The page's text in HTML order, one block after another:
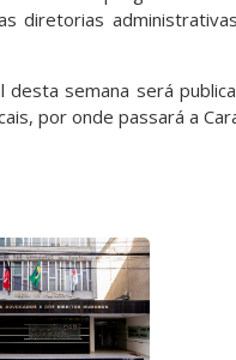
diretorias
semana será
por onde passará a